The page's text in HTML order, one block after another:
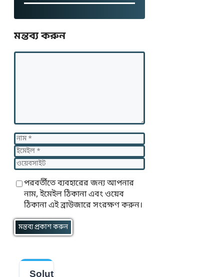
মন্তব্য করুন
মন্তব্য
নাম
ইমেইল
ওয়েবসাইট
পরবর্তীতে ব্যবহারের জন্য আপনার
নাম, ইমেইল ঠিকানা এবং ওয়েব
ঠিকানা এই ব্রাউজারে সংরক্ষণ করুন।